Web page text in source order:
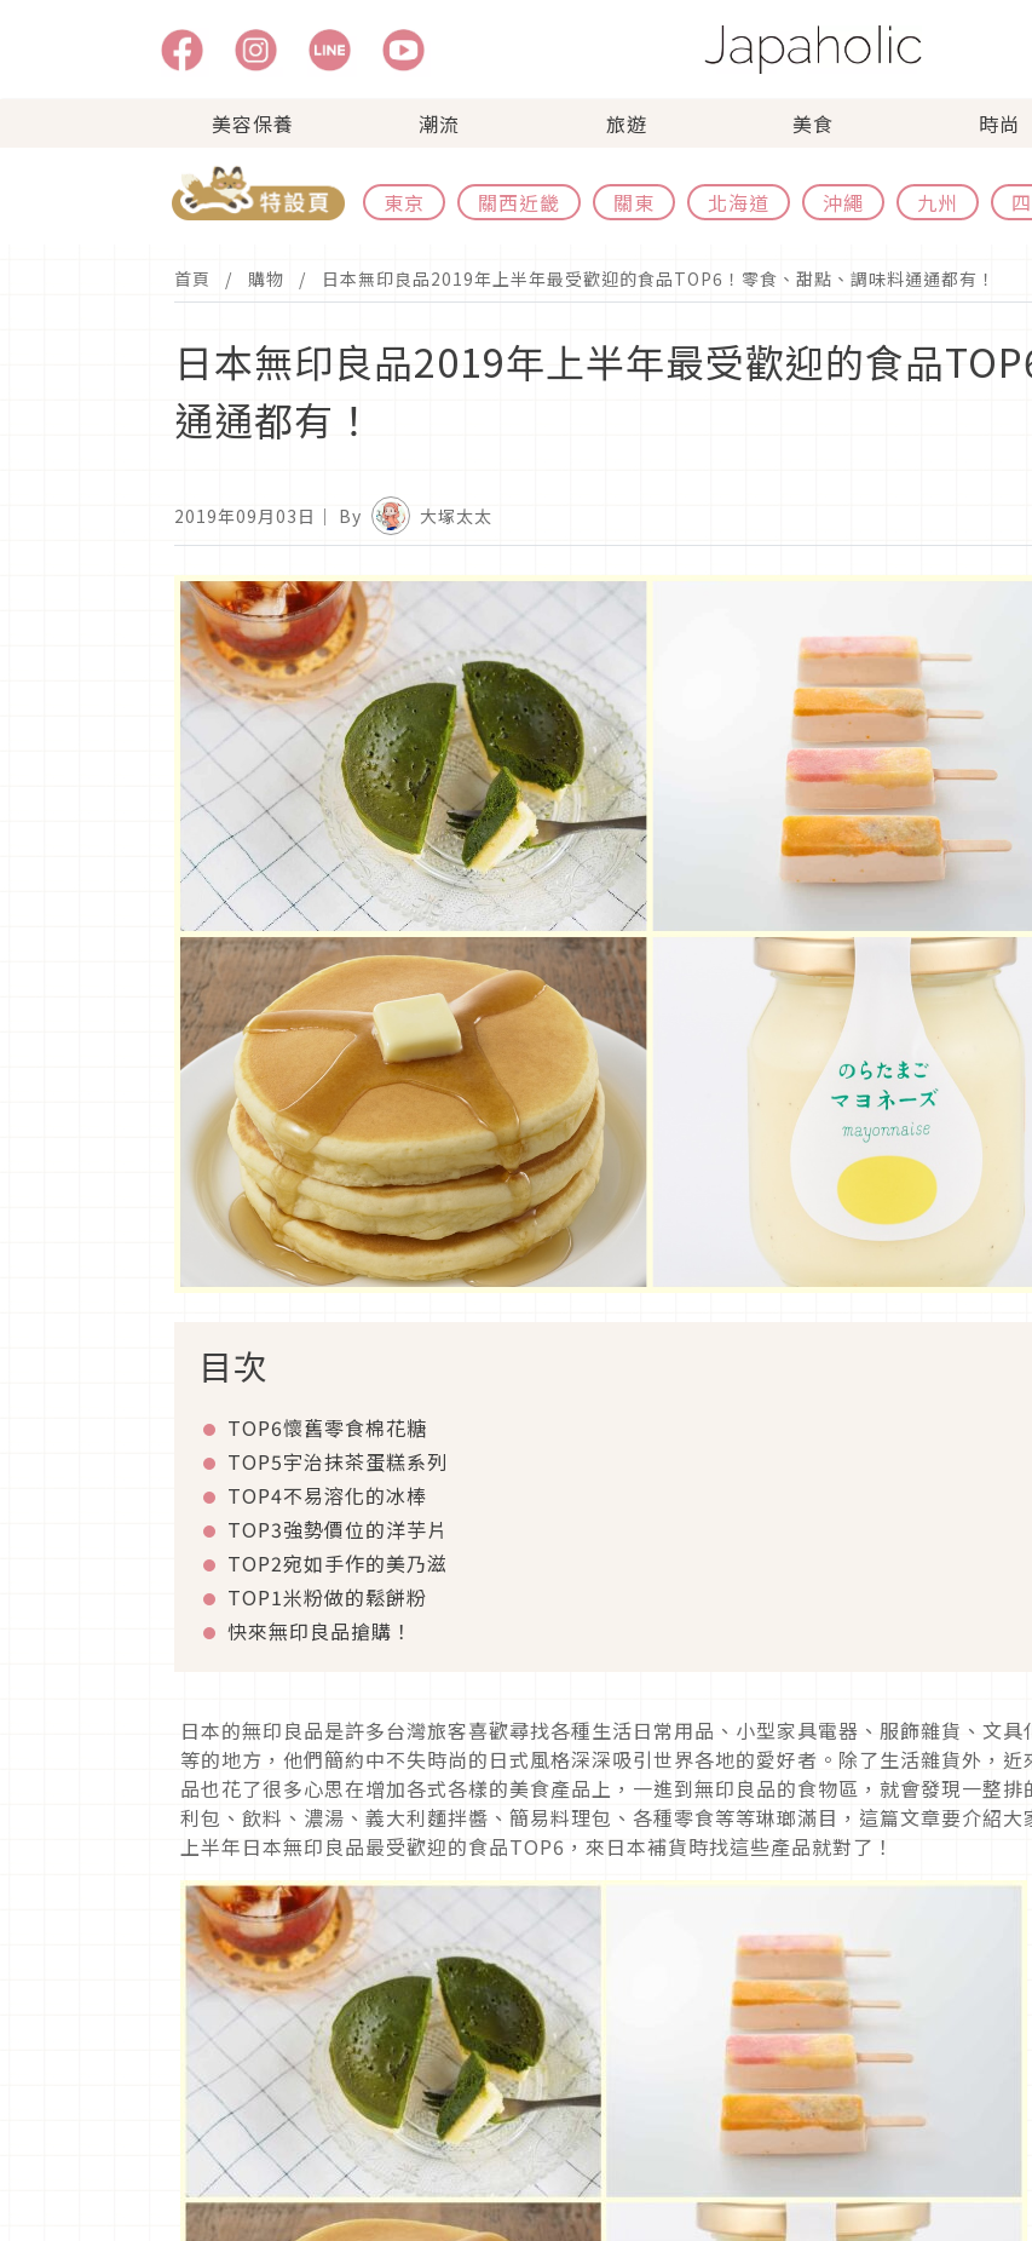
美容保養 潮流 旅遊 美食 時尚
東京 關西近畿 關東 北海道 沖繩 九州
首頁 購物 日本無印良品2019年上半年最受歡迎的食品TOP6！零食、甜點、調味料通通都有！
日本無印良品2019年上半年最受歡迎的食品
通通都有！
2019年09月03日 ｜ By 大塚太太
目次
TOP6懷舊零食棉花糖
TOP5宇治抹茶蛋糕系列
TOP4不易溶化的冰棒
TOP3強勢價位的洋芋片
TOP2宛如手作的美乃滋
TOP1米粉做的鬆餅粉
快來無印良品搶購！
日本的無印良品是許多台灣旅客喜歡尋找各種生活日常用品、小型家具電器、服飾雜貨、文具
等的地方，他們簡約中不失時尚的日式風格深深吸引世界各地的愛好者。除了生活雜貨外，近
品也花了很多心思在增加各式各樣的美食產品上，一進到無印良品的食物區，就會發現一整排
利包、飲料、濃湯、義大利麵拌醬、簡易料理包、各種零食等等琳瑯滿目，這篇文章要介紹大
上半年日本無印良品最受歡迎的食品TOP6，來日本補貨時找這些產品就對了！